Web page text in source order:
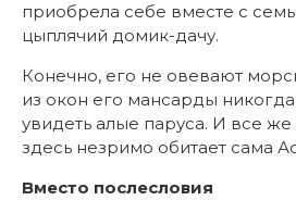
приобрела себе вместе с
цыплячий домик-дачу.
Конечно, его не овевают
из окон его мансарды никогда
увидеть алые паруса. И все же
здесь незримо обитает сама
Вместо послесловия